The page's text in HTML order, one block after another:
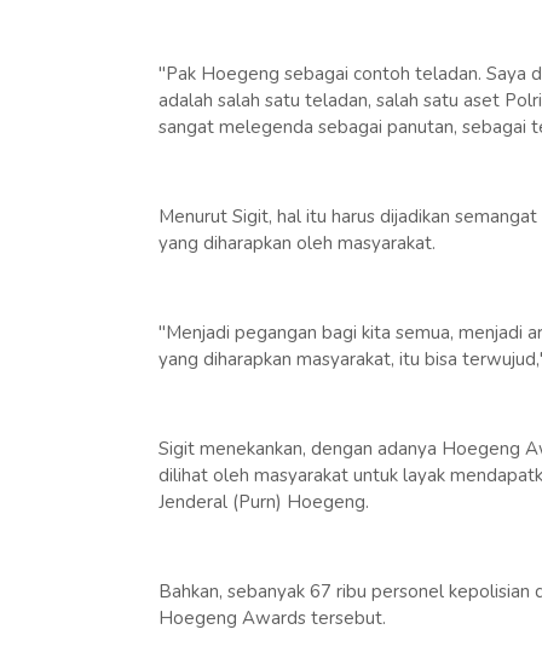
"Pak Hoegeng sebagai contoh teladan. Saya
adalah salah satu teladan, salah satu aset
sangat melegenda sebagai panutan, sebagai
Menurut Sigit, hal itu harus dijadikan
yang diharapkan oleh masyarakat.
"Menjadi pegangan bagi kita semua, menjadi
yang diharapkan masyarakat, itu bisa
Sigit menekankan, dengan adanya Hoegeng
dilihat oleh masyarakat untuk layak
Jenderal (Purn) Hoegeng.
Bahkan, sebanyak 67 ribu personel
Hoegeng Awards tersebut.